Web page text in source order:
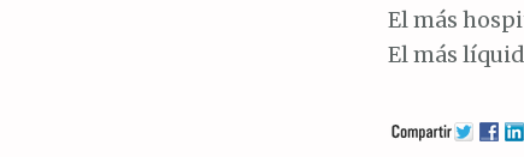
El más
El más